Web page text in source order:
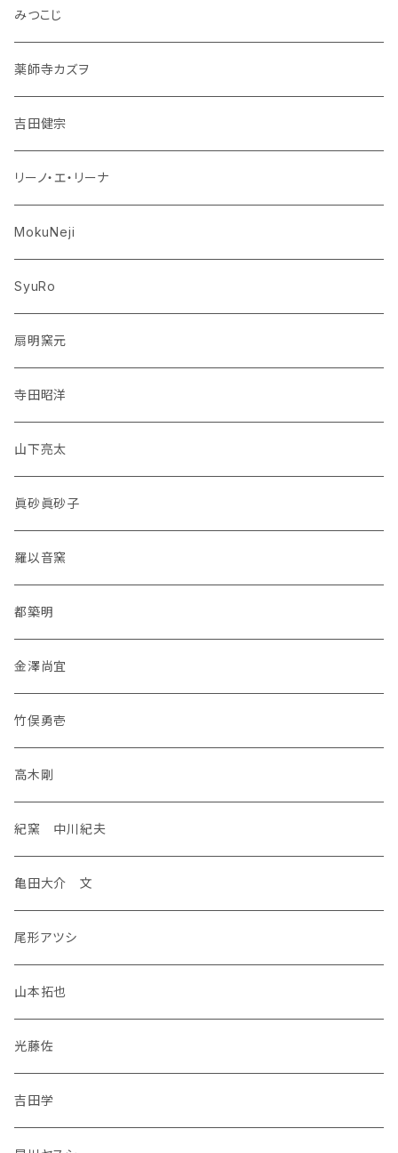
みつこじ
薬師寺カズヲ
吉田健宗
リーノ・エ・リーナ
MokuNeji
SyuRo
扇明窯元
寺田昭洋
山下亮太
眞砂眞砂子
羅以音窯
都築明
金澤尚宜
竹俣勇壱
高木剛
紀窯 中川紀夫
亀田大介 文
尾形アツシ
山本拓也
光藤佐
吉田学